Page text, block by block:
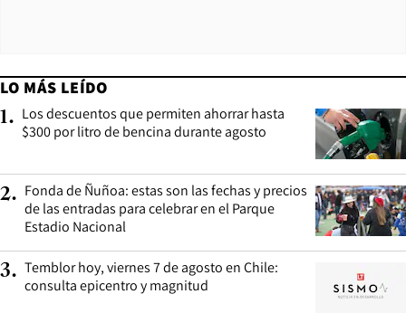
LO MÁS LEÍDO
1. Los descuentos que permiten ahorrar hasta
$300 por litro de bencina durante agosto
2. Fonda de Ñuñoa: estas son las fechas y precios
de las entradas para celebrar en el Parque
Estadio Nacional
3. Temblor hoy, viernes 7 de agosto en Chile:
consulta epicentro y magnitud